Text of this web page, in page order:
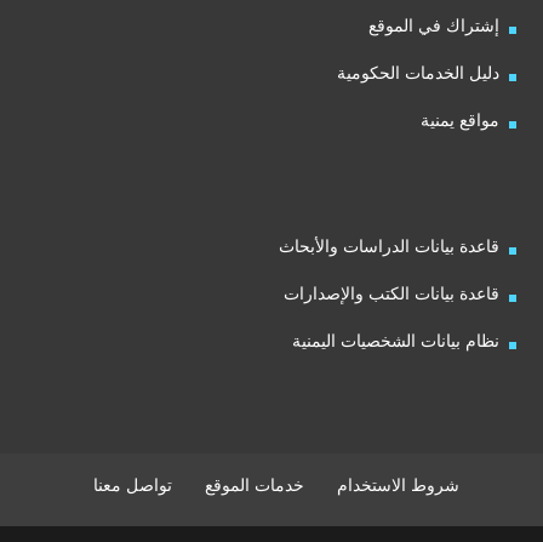
إشتراك في الموقع
دليل الخدمات الحكومية
مواقع يمنية
قاعدة بيانات الدراسات والأبحاث
قاعدة بيانات الكتب والإصدارات
نظام بيانات الشخصيات اليمنية
شروط الاستخدام خدمات الموقع تواصل معنا